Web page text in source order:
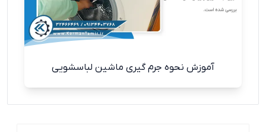
آموزش نحوه جرم‌ گیری ماشین لباسشویی